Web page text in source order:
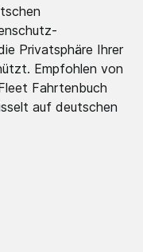
Privatsphäre Ihrer
Empfohlen von
Fahrtenbuch
auf deutschen